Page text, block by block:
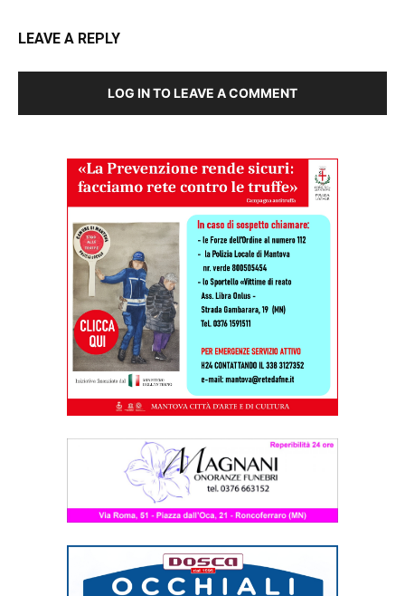
LEAVE A REPLY
LOG IN TO LEAVE A COMMENT